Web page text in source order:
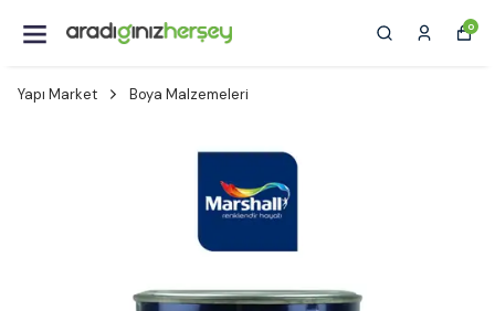
0
Yapı Market Boya Malzemeleri